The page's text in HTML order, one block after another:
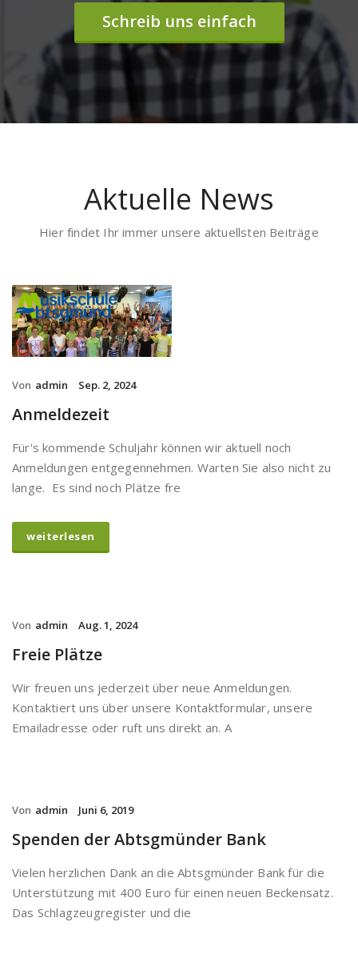
Schreib uns einfach
Aktuelle News
Hier findet Ihr immer unsere aktuellsten Beiträge
Von admin Sep. 2, 2024
Anmeldezeit
Für's kommende Schuljahr können wir aktuell noch
Anmeldungen entgegennehmen. Warten Sie also nicht zu
lange. Es sind noch Plätze fre
weiterlesen
Von admin Aug. 1, 2024
Freie Plätze
Wir freuen uns jederzeit über neue Anmeldungen.
Kontaktiert uns über unsere Kontaktformular, unsere
Emailadresse oder ruft uns direkt an. A
Von admin Juni 6, 2019
Spenden der Abtsgmünder Bank
Vielen herzlichen Dank an die Abtsgmünder Bank für die
Unterstützung mit 400 Euro für einen neuen Beckensatz.
Das Schlagzeugregister und die